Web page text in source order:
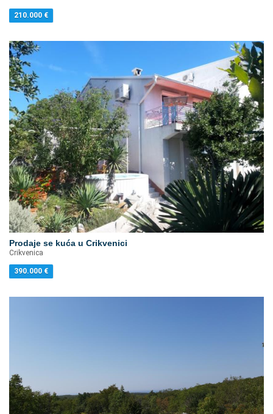
210.000 €
Prodaje se kuća u Crikvenici
Crikvenica
390.000 €